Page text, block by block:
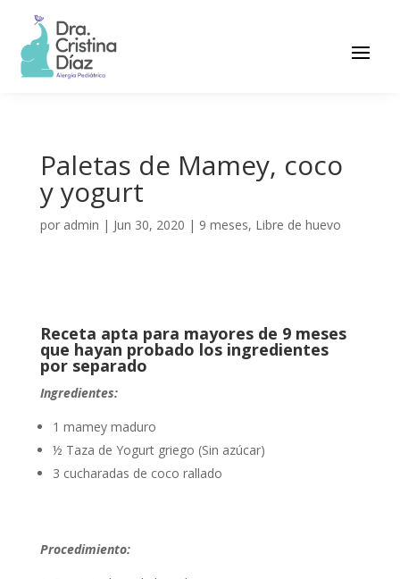
Paletas de Mamey, coco
y yogurt
por admin | Jun 30, 2020 | 9 meses, Libre de huevo
Receta apta para mayores de 9 meses
que hayan probado los ingredientes
por separado
Ingredientes:
1 mamey maduro
½ Taza de Yogurt griego (Sin azúcar)
3 cucharadas de coco rallado
Procedimiento: